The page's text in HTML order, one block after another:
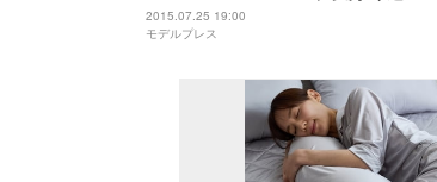
読まれたニュースは？【総合TOP10】
＜7/18～7/24＞
2015.07.25 19:00
モデルプレス